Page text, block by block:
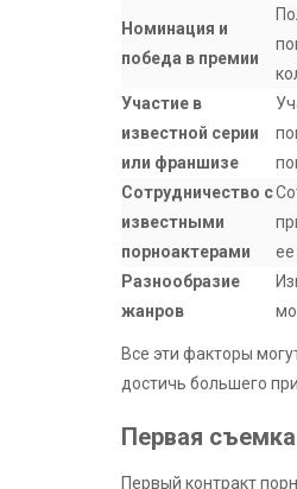
Номинация и
победа в премии
Участие в
известной серии
или франшизе
Сотрудничество с
известными
порноактерами
ее
Разнообразие
жанров
Все эти факторы
достичь большего
Первая
Первый контракт